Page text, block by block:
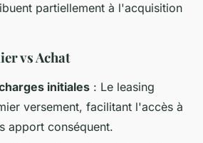
partiellement à l'acquisition
vs Achat
initiales : Le leasing
versement, facilitant l'accès à
apport conséquent.